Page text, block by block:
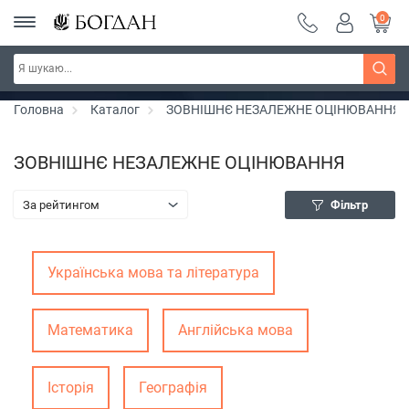
Серія "Чейзіана" ~ знижка 20%
0
Головна Каталог ЗОВНІШНЄ НЕЗАЛЕЖНЕ ОЦІНЮВАННЯ
ЗОВНІШНЄ НЕЗАЛЕЖНЕ ОЦІНЮВАННЯ
За рейтингом Фільтр
Українська мова та література
Математика Англійська мова
Історія Географія